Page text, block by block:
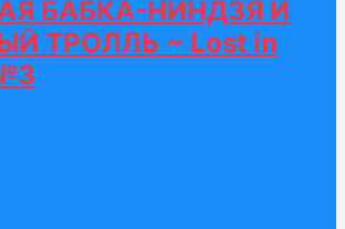
БАБКА-НИНДЗЯ И
ТРОЛЛЬ ~ Lost in